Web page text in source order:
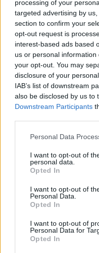
processing of your
targeted advertising by
section to confirm your
opt-out request is
interest-based ads based
us or personal
your opt-out. You may
disclosure of your
IAB’s list of downstream
also be disclosed by us to
Downstream Participants
Please note that this
not limited to your visit or
grant or deny consent to
use your data for below
consent section.
Personal Data
I want to opt-out of
personal data.
Opted In
I want to opt-out of
Personal Data.
Opted In
I want to opt-out of
Personal Data for
Opted In
Δείτε αυτή τη